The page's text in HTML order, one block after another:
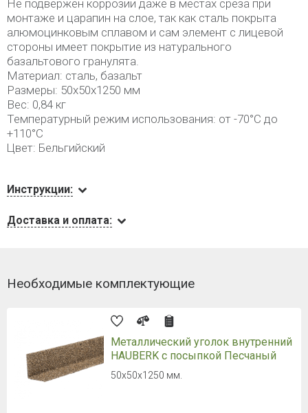
Не подвержен коррозии даже в местах среза при
монтаже и царапин на слое, так как сталь покрыта
алюмоцинковым сплавом и сам элемент с лицевой
стороны имеет покрытие из натурального
базальтового гранулята.
Материал: сталь, базальт
Размеры: 50х50х1250 мм
Вес: 0,84 кг
Температурный режим использования: от -70°С до
+110°С
Цвет: Бельгийский
Инструкции:
Доставка и оплата:
Необходимые комплектующие
Металлический уголок внутренний
HAUBERK с посыпкой Песчаный
50х50х1250 мм.